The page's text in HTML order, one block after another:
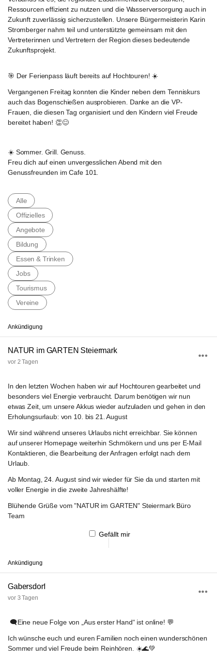
Ressourcen effizient zu nutzen und die Wasserversorgung auch in
Zukunft zuverlässig sicherzustellen. Unsere Bürgermeisterin Karin
Stromberger nahm teil und unterstützte gemeinsam mit den
Vertreterinnen und Vertretern der Region dieses bedeutende
Zukunftsprojekt.
🎯 Der Ferienpass läuft bereits auf Hochtouren! ☀️
Vergangenen Freitag konnten die Kinder neben dem Tenniskurs
auch das Bogenschießen ausprobieren. Danke an die VP-
Frauen, die diesen Tag organisiert und den Kindern viel Freude
bereitet haben! 👏😊
☀️ Sommer. Grill. Genuss.
Freu dich auf einen unvergesslichen Abend mit den
Genussfreunden im Cafe 101.
Alle
Offizielles
Angebote
Bildung
Essen & Trinken
Jobs
Tourismus
Vereine
Ankündigung
NATUR im GARTEN Steiermark
vor 2 Tagen
In den letzten Wochen haben wir auf Hochtouren gearbeitet und
besonders viel Energie verbraucht. Darum benötigen wir nun
etwas Zeit, um unsere Akkus wieder aufzuladen und gehen in den
Erholungsurlaub: von 10. bis 21. August
Wir sind während unseres Urlaubs nicht erreichbar. Sie können
auf unserer Homepage weiterhin Schmökern und uns per E-Mail
Kontaktieren, die Bearbeitung der Anfragen erfolgt nach dem
Urlaub.
Ab Montag, 24. August sind wir wieder für Sie da und starten mit
voller Energie in die zweite Jahreshälfte!
Blühende Grüße vom "NATUR im GARTEN" Steiermark Büro
Team
Gefällt mir
Ankündigung
Gabersdorf
vor 3 Tagen
🗨️Eine neue Folge von „Aus erster Hand“ ist online! 💬
Ich wünsche euch und euren Familien noch einen wunderschönen
Sommer und viel Freude beim Reinhören. ☀️🌊💚